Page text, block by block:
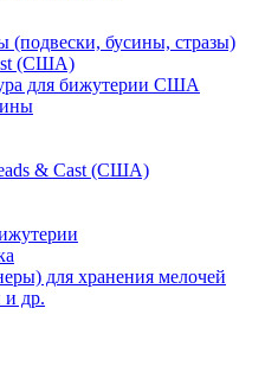
(подвески, бусины, стразы)
(США)
для бижутерии США
& Cast (США)
для хранения мелочей
и др.